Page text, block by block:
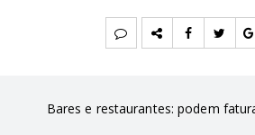
Bares e restaurantes: podem